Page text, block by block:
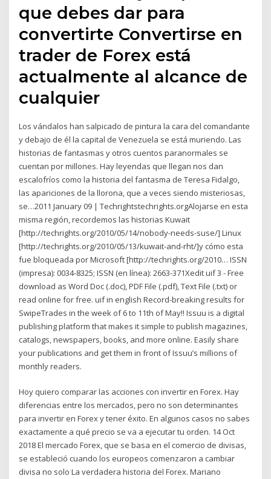
que debes dar para
convertirte Convertirse en
trader de Forex está
actualmente al alcance de
cualquier
Los vándalos han salpicado de pintura la cara del comandante
y debajo de él la capital de Venezuela se está muriendo. Las
historias de fantasmas y otros cuentos paranormales se
cuentan por millones. Hay leyendas que llegan nos dan
escalofríos como la historia del fantasma de Teresa Fidalgo,
las apariciones de la llorona, que a veces siendo misteriosas,
se…2011 January 09 | Techrightstechrights.orgAlojarse en esta
misma región, recordemos las historias Kuwait
[http://techrights.org/2010/05/14/nobody-needs-suse/] Linux
[http://techrights.org/2010/05/13/kuwait-and-rht/]y cómo esta
fue bloqueada por Microsoft [http://techrights.org/2010… ISSN
(impresa): 0034-8325; ISSN (en línea): 2663-371Xedit uif 3 - Free
download as Word Doc (.doc), PDF File (.pdf), Text File (.txt) or
read online for free. uif in english Record-breaking results for
SwipeTrades in the week of 6 to 11th of May!! Issuu is a digital
publishing platform that makes it simple to publish magazines,
catalogs, newspapers, books, and more online. Easily share
your publications and get them in front of Issuu’s millions of
monthly readers.
Hoy quiero comparar las acciones con invertir en Forex. Hay
diferencias entre los mercados, pero no son determinantes
para invertir en Forex y tener éxito. En algunos casos no sabes
exactamente a qué precio se va a ejecutar tu orden. 14 Oct
2018 El mercado Forex, que se basa en el comercio de divisas,
se estableció cuando los europeos comenzaron a cambiar
divisa no solo La verdadera historia del Forex. Mariano